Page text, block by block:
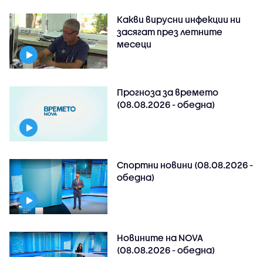
Какви вирусни инфекции ни
засягат през летните
месеци
Прогноза за времето
(08.08.2026 - обедна)
Спортни новини (08.08.2026 -
обедна)
Новините на NOVA
(08.08.2026 - обедна)